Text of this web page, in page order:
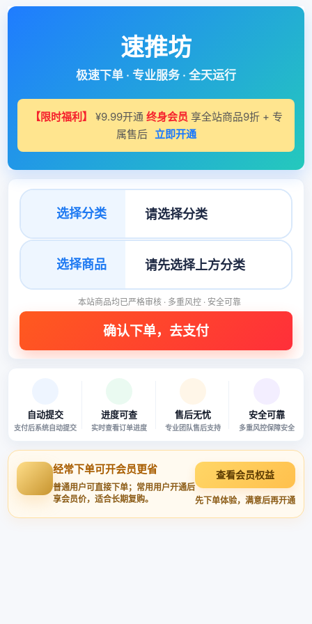
速推坊
极速下单 · 专业服务 · 全天运行
【限时福利】 ¥9.99开通 终身会员 享全站商品9折 + 专
属售后 立即开通
选择分类
选择商品
本站商品均已严格审核 · 多重风控 · 安全可靠
自动提交
支付后系统自动提交
进度可查
实时查看订单进度
售后无忧
专业团队售后支持
安全可靠
多重风控保障安全
经常下单可开会员更省
普通用户可直接下单；常用用户开通后
享会员价，适合长期复购。
查看会员权益
先下单体验，满意后再开通